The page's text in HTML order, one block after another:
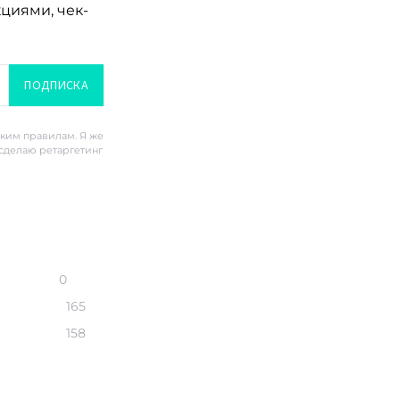
чек-
ПОДПИСКА
правилам. Я же
ретаргетинг
0
165
158